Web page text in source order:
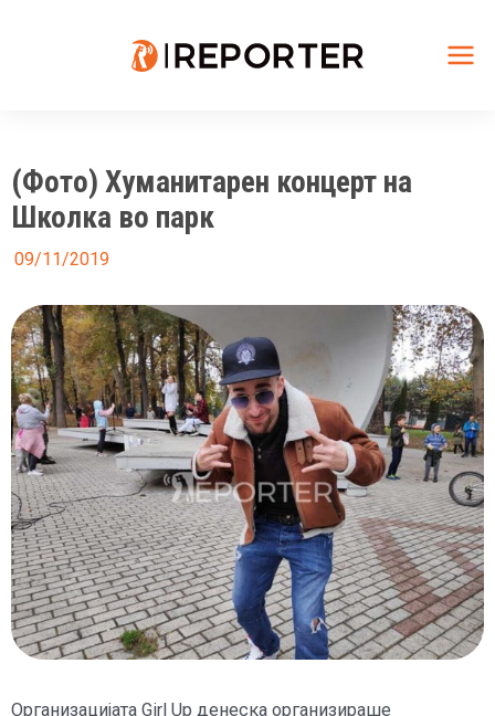
(Фото) Хуманитарен концерт на
Школка во парк
09/11/2019
Организацијата Girl Up денеска организираше